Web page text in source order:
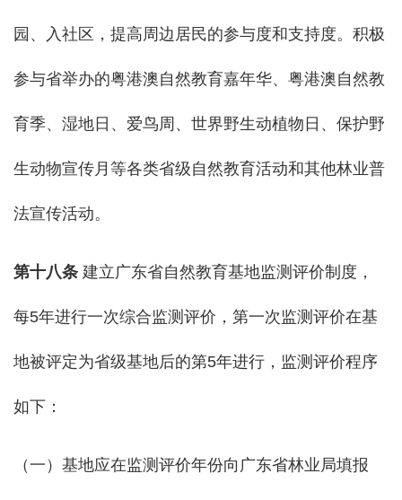
园、入社区，提高周边居民的参与度和支持度。积极
参与省举办的粤港澳自然教育嘉年华、粤港澳自然教
育季、湿地日、爱鸟周、世界野生动植物日、保护野
生动物宣传月等各类省级自然教育活动和其他林业普
法宣传活动。
第十八条 建立广东省自然教育基地监测评价制度，
每5年进行一次综合监测评价，第一次监测评价在基
地被评定为省级基地后的第5年进行，监测评价程序
如下：
（一）基地应在监测评价年份向广东省林业局填报